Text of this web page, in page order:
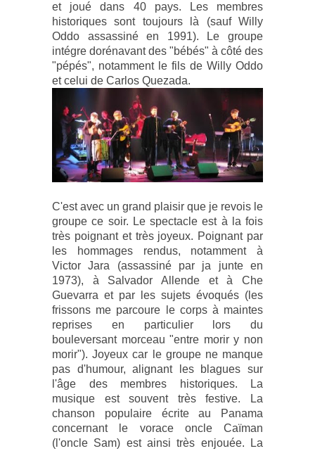
et joué dans 40 pays. Les membres
historiques sont toujours là (sauf Willy
Oddo assassiné en 1991). Le groupe
intégre dorénavant des "bébés" à côté des
"pépés", notamment le fils de Willy Oddo
et celui de Carlos Quezada.
C'est avec un grand plaisir que je revois le
groupe ce soir. Le spectacle est à la fois
très poignant et très joyeux. Poignant par
les hommages rendus, notamment à
Victor Jara (assassiné par ja junte en
1973), à Salvador Allende et à Che
Guevarra et par les sujets évoqués (les
frissons me parcoure le corps à maintes
reprises en particulier lors du
bouleversant morceau "entre morir y non
morir"). Joyeux car le groupe ne manque
pas d'humour, alignant les blagues sur
l'âge des membres historiques. La
musique est souvent très festive. La
chanson populaire écrite au Panama
concernant le vorace oncle Caïman
(l'oncle Sam) est ainsi très enjouée. La